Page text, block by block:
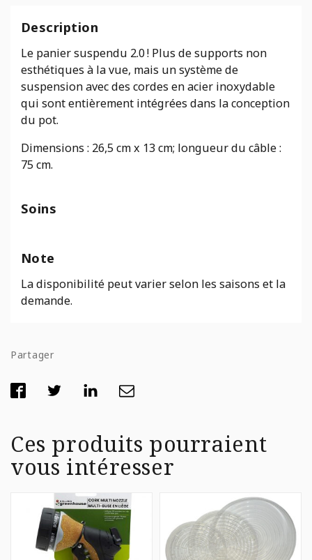
GrisDescription
Le panier suspendu 2.0 ! Plus de supports non
esthétiques à la vue, mais un système de
suspension avec des cordes en acier inoxydable
qui sont entièrement intégrées dans la conception
du pot.
Dimensions : 26,5 cm x 13 cm; longueur du câble :
75 cm.
Soins
Note
La disponibilité peut varier selon les saisons et la
demande.
Partager
Ces produits pourraient
vous intéresser